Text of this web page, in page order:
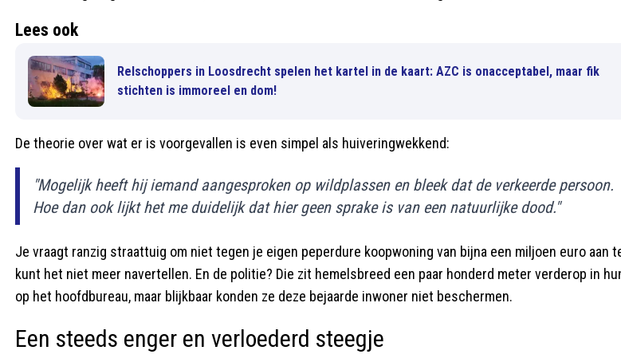
Lees ook
Relschoppers in Loosdrecht spelen het kartel in de kaart: AZC is onacceptabel, maar fik
stichten is immoreel en dom!
De theorie over wat er is voorgevallen is even simpel als huiveringwekkend:
"Mogelijk heeft hij iemand aangesproken op wildplassen en bleek dat de verkeerde persoon.
Hoe dan ook lijkt het me duidelijk dat hier geen sprake is van een natuurlijke dood."
Je vraagt ranzig straattuig om niet tegen je eigen peperdure koopwoning van bijna een miljoen euro aan
kunt het niet meer navertellen. En de politie? Die zit hemelsbreed een paar honderd meter verderop in
op het hoofdbureau, maar blijkbaar konden ze deze bejaarde inwoner niet beschermen.
Een steeds enger en verloederd steegje